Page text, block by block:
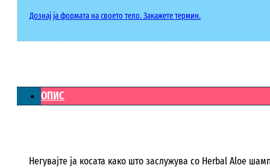
Дознај ја формата на своето тело. Закажете термин.
ОПИС
Негувајте ја косата како што заслужува со Herbal Aloe